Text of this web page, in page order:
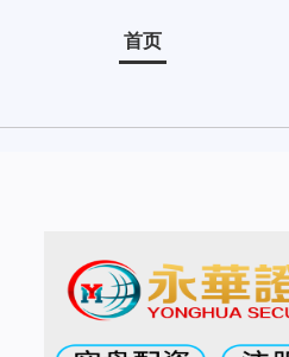
首页